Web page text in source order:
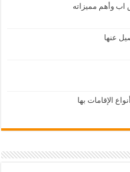
اب وأهم مميزاته
الإقامات بها